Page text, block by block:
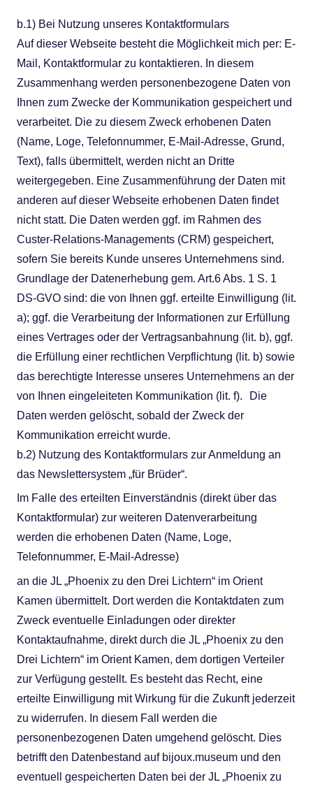
b.1) Bei Nutzung unseres Kontaktformulars
Auf dieser Webseite besteht die Möglichkeit mich per: E-
Mail, Kontaktformular zu kontaktieren. In diesem
Zusammenhang werden personenbezogene Daten von
Ihnen zum Zwecke der Kommunikation gespeichert und
verarbeitet. Die zu diesem Zweck erhobenen Daten
(Name, Loge, Telefonnummer, E-Mail-Adresse, Grund,
Text), falls übermittelt, werden nicht an Dritte
weitergegeben. Eine Zusammenführung der Daten mit
anderen auf dieser Webseite erhobenen Daten findet
nicht statt. Die Daten werden ggf. im Rahmen des
Custer-Relations-Managements (CRM) gespeichert,
sofern Sie bereits Kunde unseres Unternehmens sind.
Grundlage der Datenerhebung gem. Art.6 Abs. 1 S. 1
DS-GVO sind: die von Ihnen ggf. erteilte Einwilligung (lit.
a); ggf. die Verarbeitung der Informationen zur Erfüllung
eines Vertrages oder der Vertragsanbahnung (lit. b), ggf.
die Erfüllung einer rechtlichen Verpflichtung (lit. b) sowie
das berechtigte Interesse unseres Unternehmens an der
von Ihnen eingeleiteten Kommunikation (lit. f). Die
Daten werden gelöscht, sobald der Zweck der
Kommunikation erreicht wurde.
b.2) Nutzung des Kontaktformulars zur Anmeldung an
das Newslettersystem „für Brüder“.
Im Falle des erteilten Einverständnis (direkt über das
Kontaktformular) zur weiteren Datenverarbeitung
werden die erhobenen Daten (Name, Loge,
Telefonnummer, E-Mail-Adresse)
an die JL „Phoenix zu den Drei Lichtern“ im Orient
Kamen übermittelt. Dort werden die Kontaktdaten zum
Zweck eventuelle Einladungen oder direkter
Kontaktaufnahme, direkt durch die JL „Phoenix zu den
Drei Lichtern“ im Orient Kamen, dem dortigen Verteiler
zur Verfügung gestellt. Es besteht das Recht, eine
erteilte Einwilligung mit Wirkung für die Zukunft jederzeit
zu widerrufen. In diesem Fall werden die
personenbezogenen Daten umgehend gelöscht. Dies
betrifft den Datenbestand auf bijoux.museum und den
eventuell gespeicherten Daten bei der JL „Phoenix zu